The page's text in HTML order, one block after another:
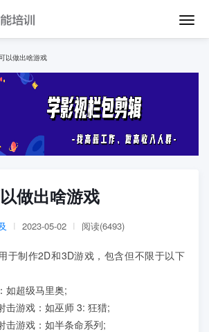
以做出啥游戏
做出啥游戏
| 2023-05-02 | 阅读(6493)
制作2D和3D游戏，包含但不限于以下
超级马里奥;
游戏：如巫师 3: 狂猎;
游戏：如半条命系列;